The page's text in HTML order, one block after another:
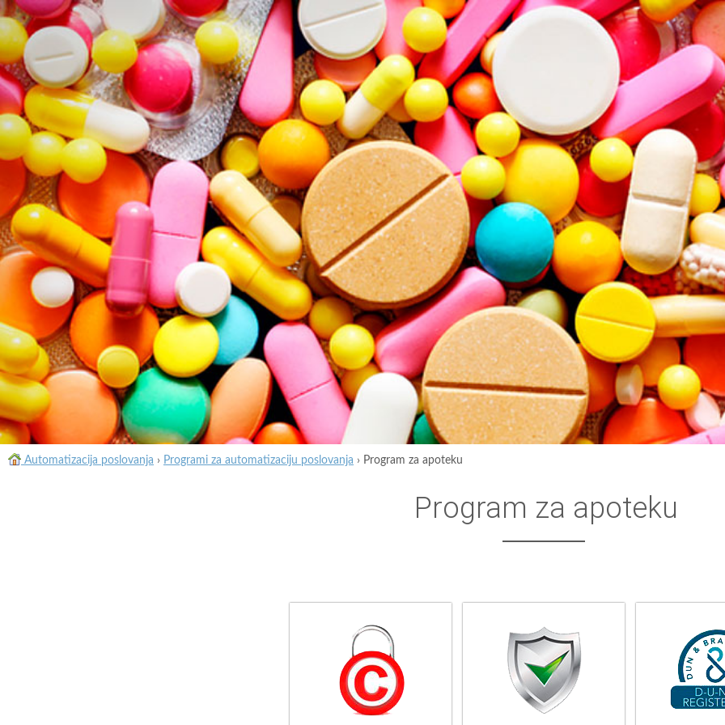
Automatizacija poslovanja › Programi za automatizaciju poslovanja › Program za apoteku
Program za apoteku